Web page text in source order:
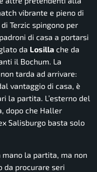
vibrante e pieno di
Terzic spingono per
di casa a portarsi
da Losilla che da
il Bochum. La
tarda ad arrivare:
vantaggio di casa, è
la partita. L’esterno del
dopo che Haller
Salisburgo basta solo
la partita, ma non
da procurare seri